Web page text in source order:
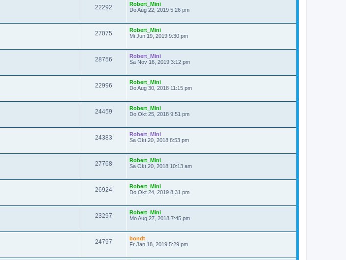
22292
Robert_Mini
Do Aug 22, 2019 5:26 pm
27075
Robert_Mini
Mi Jun 19, 2019 9:30 pm
28756
Robert_Mini
Sa Nov 16, 2019 3:12 pm
22996
Robert_Mini
Do Aug 30, 2018 11:15 pm
24459
Robert_Mini
Do Okt 25, 2018 9:51 pm
24383
Robert_Mini
Sa Okt 20, 2018 8:53 pm
27768
Robert_Mini
Sa Okt 20, 2018 10:13 am
26924
Robert_Mini
Do Okt 24, 2019 8:31 pm
23297
Robert_Mini
Mo Aug 27, 2018 7:45 pm
24797
bondt
Fr Jan 18, 2019 5:29 pm